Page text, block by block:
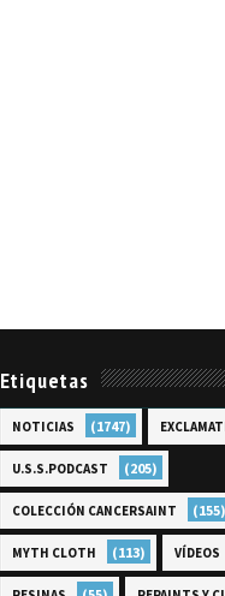
Etiquetas
NOTICIAS (1747)
U.S.S.PODCAST (205)
COLECCIÓN CANCERSAINT (155)
MYTH CLOTH (113) VÍDEOS